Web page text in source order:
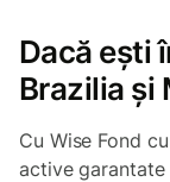
Dacă ești
Brazilia și
Cu Wise Fond
active garantate